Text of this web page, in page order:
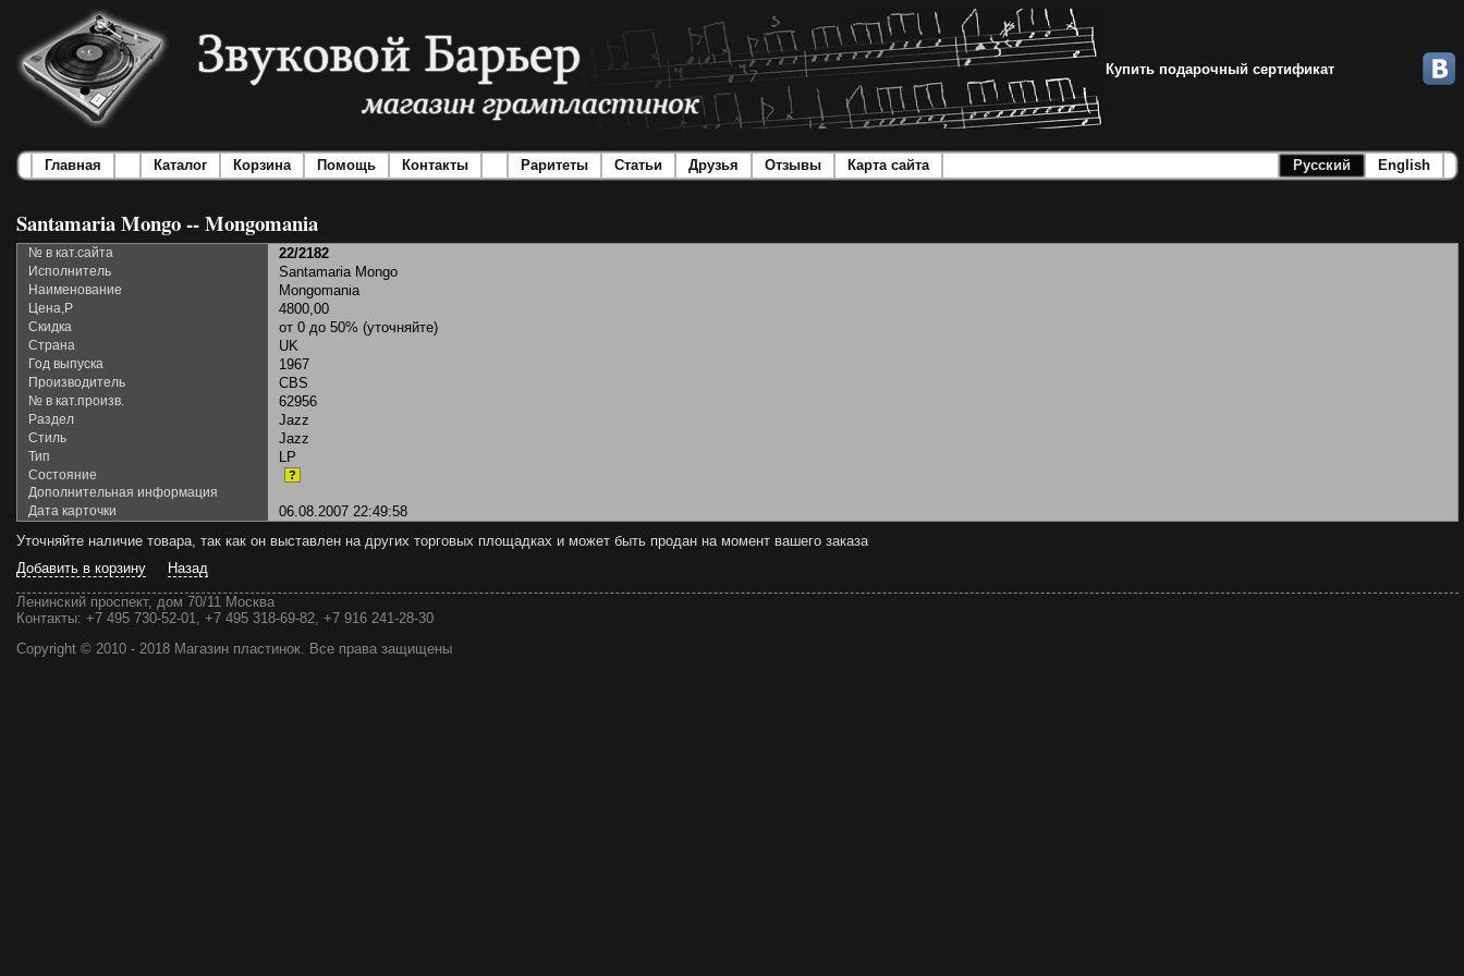
Купить подарочный сертификат
Главная Каталог Корзина Помощь Контакты Раритеты Статьи Друзья Отзывы Карта сайта Русский English
Santamaria Mongo -- Mongomania
№ в кат.сайта 22/2182
Исполнитель Santamaria Mongo
Наименование Mongomania
Цена,Р 4800,00
Скидка от 0 до 50% (уточняйте)
Страна UK
Год выпуска 1967
Производитель CBS
№ в кат.произв. 62956
Раздел Jazz
Стиль Jazz
Тип LP
Состояние ?
Дополнительная информация
Дата карточки
06.08.2007 22:49:58
Уточняйте наличие товара, так как он выставлен на других торговых площадках и может быть продан на момент вашего заказа
Добавить в корзину
Назад
Ленинский проспект, дом 70/11 Москва
Контакты: +7 495 730-52-01, +7 495 318-69-82, +7 916 241-28-30
Copyright © 2010 - 2018 Магазин пластинок. Все права защищены